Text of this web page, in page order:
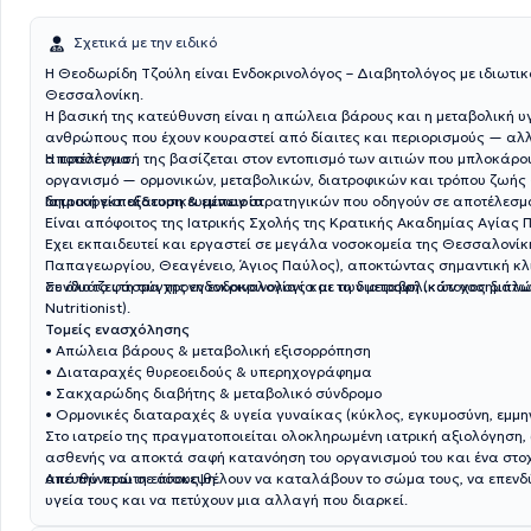
Σχετικά με την ειδικό
Η Θεοδωρίδη Τζούλη είναι Ενδοκρινολόγος – Διαβητολόγος με
Θεσσαλονίκη.
Η βασική της κατεύθυνση είναι η απώλεια βάρους και η μεταβολική
ανθρώπους που έχουν κουραστεί από δίαιτες και περιορισμούς —
αποτέλεσμα.
Η προσέγγισή της βασίζεται στον εντοπισμό των αιτιών που
οργανισμό — ορμονικών, μεταβολικών, διατροφικών και τρόπου
δημιουργία εξατομικευμένων στρατηγικών που οδηγούν σε
Iατρική εκπαίδευση & εμπειρία
Είναι απόφοιτος της Ιατρικής Σχολής της Κρατικής Ακαδημίας Αγίας
Έχει εκπαιδευτεί και εργαστεί σε μεγάλα νοσοκομεία της
Παπαγεωργίου, Θεαγένειο, Άγιος Παύλος), αποκτώντας σημαντική
σε όλο το φάσμα της ενδοκρινολογίας και των μεταβολικών
Συνδυάζει τη σύγχρονη ενδοκρινολογία με τη διατροφή (κάτοχος
Nutritionist).
Τομείς ενασχόλησης
• Απώλεια βάρους & μεταβολική εξισορρόπηση
• Διαταραχές θυρεοειδούς & υπερηχογράφημα
• Σακχαρώδης διαβήτης & μεταβολικό σύνδρομο
• Ορμονικές διαταραχές & υγεία γυναίκας (κύκλος, εγκυμοσύνη,
Στο ιατρείο της πραγματοποιείται ολοκληρωμένη ιατρική
ασθενής να αποκτά σαφή κατανόηση του οργανισμού του και ένα
από την πρώτη επίσκεψη.
Απευθύνεται σε όσους θέλουν να καταλάβουν το σώμα τους, να
υγεία τους και να πετύχουν μια αλλαγή που διαρκεί.